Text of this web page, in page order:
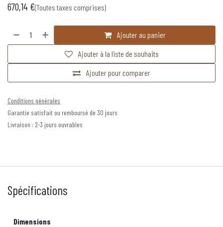
670,14 €(Toutes taxes comprises)
Ajouter au panier
Ajouter pour comparer
Ajouter à la liste de souhaits
Conditions générales
Garantie satisfait ou remboursé de 30 jours
Livraison : 2-3 jours ouvrables
Spécifications
Dimensions